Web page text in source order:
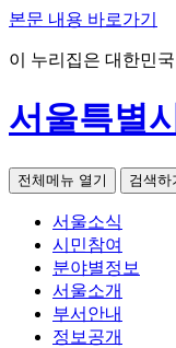
본문 내용 바로가기
이 누리집은 대한민
서울특별
전체메뉴 열기 검색하
서울소식
시민참여
분야별정보
서울소개
부서안내
정보공개